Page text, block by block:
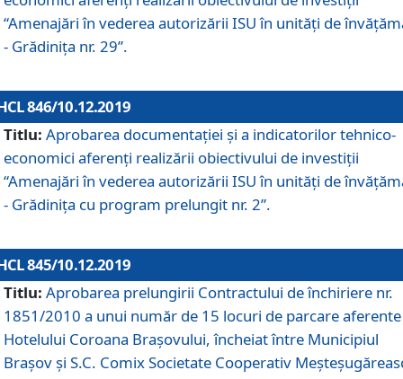
“Amenajări în vederea autorizării ISU în unități de
- Grădinița nr. 29”.
846/10.12.2019
Titlu: Aprobarea documentației și a indicatorilor tehnico-
economici aferenți realizării obiectivului de investiții
“Amenajări în vederea autorizării ISU în unități de
- Grădinița cu program prelungit nr. 2”.
845/10.12.2019
Titlu: Aprobarea prelungirii Contractului de închiriere nr.
1851/2010 a unui număr de 15 locuri de parcare aferente
Hotelului Coroana Brașovului, încheiat între Municipiul
Braşov şi S.C. Comix Societate Cooperativ